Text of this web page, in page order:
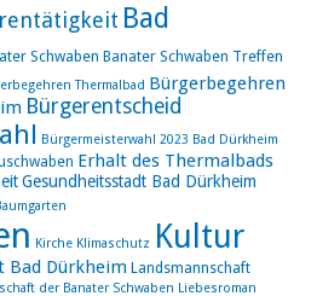
Bad
Schwaben Banater Schwaben Treffen
Thermalbad Bürgerbegehren
Bürgerentscheid
Bürgermeisterwahl 2023 Bad Dürkheim
Erhalt des Thermalbads
Gesundheitsstadt Bad Dürkheim
Kirche Klimaschutz Kultur
Bad Dürkheim Landsmannschaft
der Banater Schwaben Liebesroman